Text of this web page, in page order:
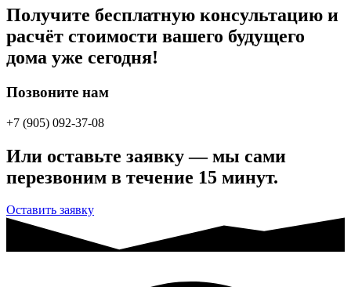
Получите бесплатную консультацию и
расчёт стоимости вашего будущего
дома уже сегодня!
Позвоните нам
+7 (905) 092-37-08
Или оставьте заявку — мы сами
перезвоним в течение 15 минут.
Оставить заявку